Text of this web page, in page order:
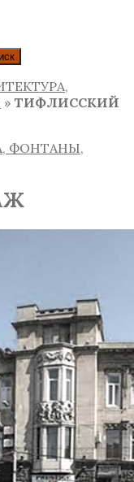
» ТИФЛИССКИЙ
ФОНТАНЫ,